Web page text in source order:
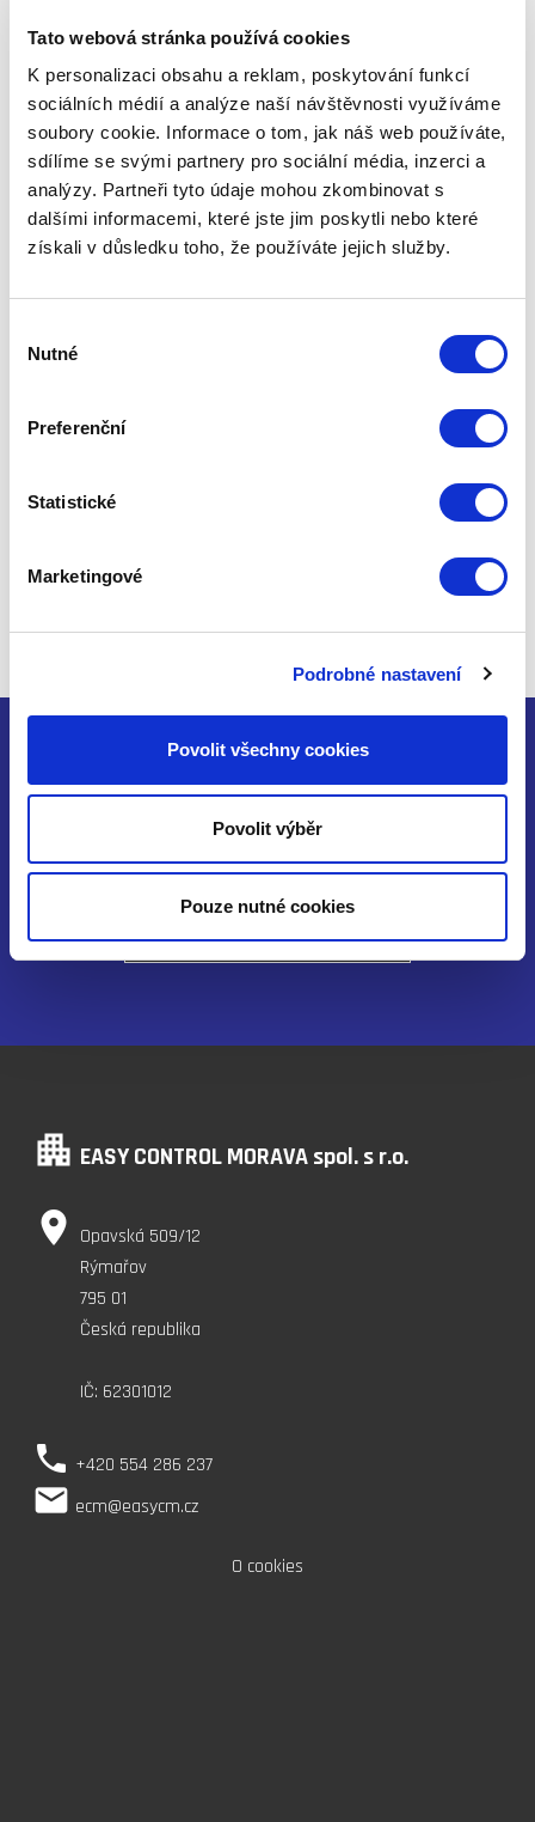
Tato webová stránka používá cookies
K personalizaci obsahu a reklam, poskytování funkcí
sociálních médií a analýze naší návštěvnosti využíváme
soubory cookie. Informace o tom, jak náš web používáte,
sdílíme se svými partnery pro sociální média, inzerci a
analýzy. Partneři tyto údaje mohou zkombinovat s
dalšími informacemi, které jste jim poskytli nebo které
získali v důsledku toho, že používáte jejich služby.
souhlasu
Nutné
Preferenční
Statistické
Marketingové
Podrobné nastavení
Povolit všechny cookies
Povolit výběr
Pouze nutné cookies
možný ihned
POZICE
Pro více informací nás kontaktujte
na telefonu: ​
Kontaktujte nás
apartment EASY CONTROL MORAVA spol. s r.o.
place Opavská 509/12
Rýmařov
795 01
Česká republika
IČ: 62301012
phone +420 554 286 237
local_post_office ecm@easycm.cz
O cookies